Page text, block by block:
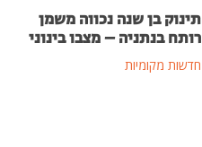
תינוק בן שנה נכווה משמן
רותח בנתניה – מצבו בינוני
חדשות מקומיות